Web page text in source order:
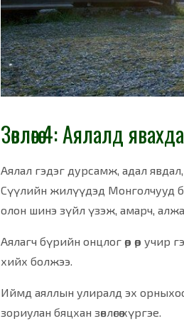
Зөвлөгөө 4: Аялалд
Аялал гэдэг дурсамж, адал явдал,
Сүүлийн жилүүдэд Монголчууд
олон шинэ зүйл үзэж, амарч,
Аялагч бүрийн онцлог өөр өөр учир
хийх болжээ.
Иймд аяллын улиралд эх орныхоо
зориулан бяцхан зөвлөгөө хүргэе.